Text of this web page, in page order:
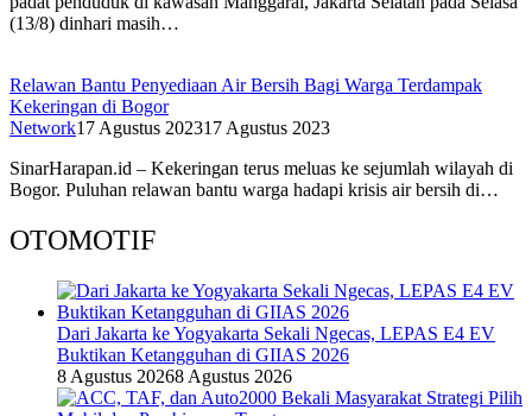
(13/8) dinhari masih…
Relawan Bantu Penyediaan Air Bersih Bagi Warga Terdampak
Kekeringan di Bogor
Network17 Agustus 202317 Agustus 2023
SinarHarapan.id – Kekeringan terus meluas ke sejumlah wilayah di
Bogor. Puluhan relawan bantu warga hadapi krisis air bersih di…
OTOMOTIF
Dari Jakarta ke Yogyakarta Sekali Ngecas, LEPAS E4 EV
Buktikan Ketangguhan di GIIAS 2026
8 Agustus 20268 Agustus 2026